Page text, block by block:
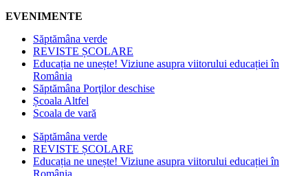
EVENIMENTE
Săptămâna verde
REVISTE ȘCOLARE
Educația ne unește! Viziune asupra viitorului educației în
România
Săptămâna Porţilor deschise
Școala Altfel
Scoala de vară
Săptămâna verde
REVISTE ȘCOLARE
Educația ne unește! Viziune asupra viitorului educației în
România